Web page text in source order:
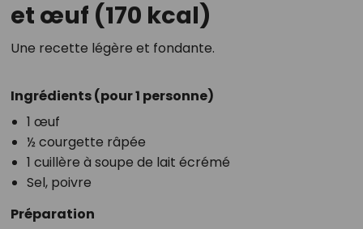
et œuf (170 kcal)
Une recette légère et fondante.
Ingrédients (pour 1 personne)
1 œuf
½ courgette râpée
1 cuillère à soupe de lait écrémé
Sel, poivre
Préparation